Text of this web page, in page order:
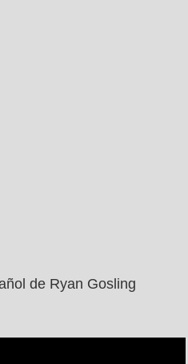
de Ryan Gosling